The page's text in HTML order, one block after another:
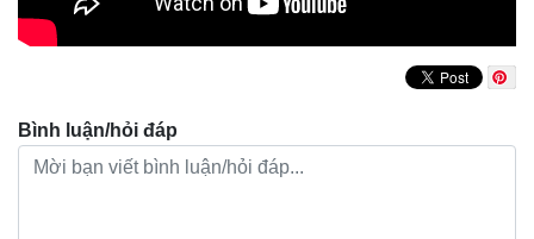
Bình luận/hỏi đáp